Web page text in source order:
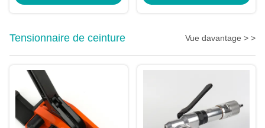
Tensionnaire de ceinture Vue davantage > >